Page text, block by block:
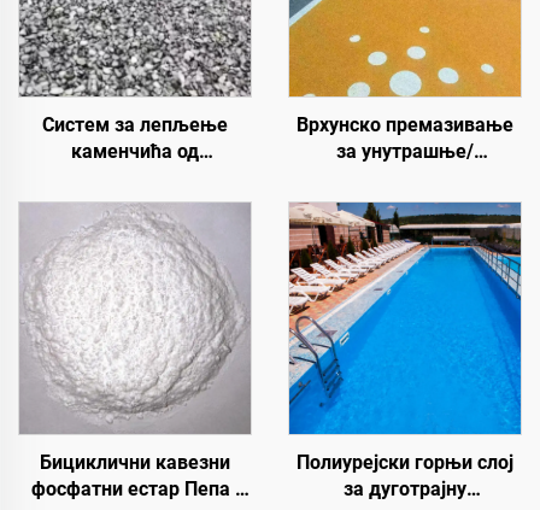
Систем за лепљење
каменчића од
Хидроксипропил
полиуретан за уређење и
декорацију пејзажа
Врхунско премазивање
за унутрашње/
путеве (које се користе
са ST400 Прајмером),
асфалтне путеве,
асфалтне
хидроизолације,
реновацију силиконског
ПУ, ПМА, ЕПДМ,
епоксидне субстрате на
бази воде
Бициклични кавезни
фосфатни естар Пепа |
Полиурејски горњи слој
за дуготрајну